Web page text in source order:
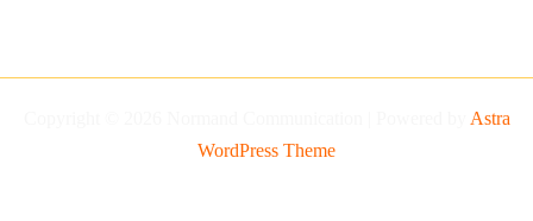
Astra
WordPress Theme